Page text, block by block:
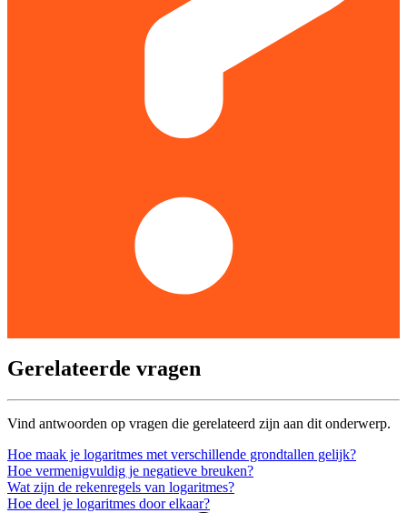
Gerelateerde vragen
Vind antwoorden op vragen die gerelateerd zijn aan dit onderwerp.
Hoe maak je logaritmes met verschillende grondtallen gelijk?
Hoe vermenigvuldig je negatieve breuken?
Wat zijn de rekenregels van logaritmes?
Hoe deel je logaritmes door elkaar?